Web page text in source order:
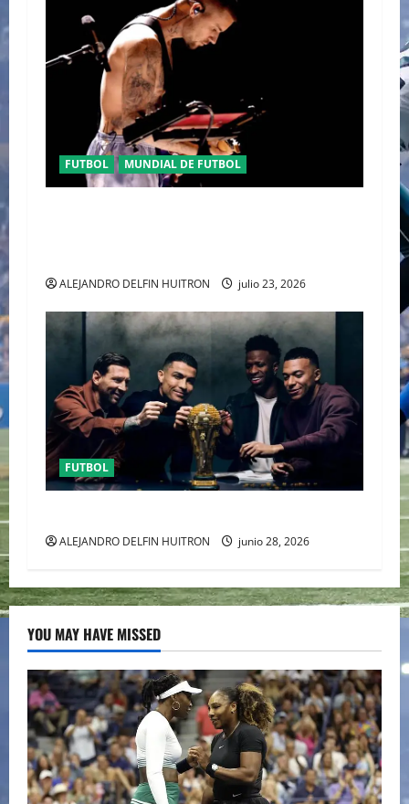
FUTBOL MUNDIAL DE FUTBOL
ALEJANDRO DELFIN HUITRON julio 23, 2026
FUTBOL
ALEJANDRO DELFIN HUITRON junio 28, 2026
YOU MAY HAVE MISSED